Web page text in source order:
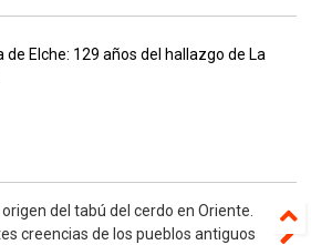
de Elche: 129 años del hallazgo de La
origen del tabú del cerdo en Oriente.
creencias de los pueblos antiguos